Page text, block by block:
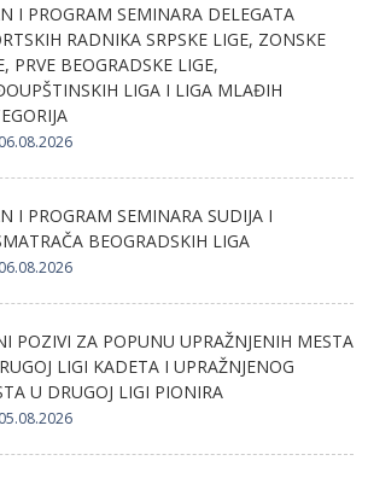
I PROGRAM SEMINARA DELEGATA
RADNIKA SRPSKE LIGE, ZONSKE
PRVE BEOGRADSKE LIGE,
LIGA I LIGA MLAĐIH
06.08.2026
I PROGRAM SEMINARA SUDIJA I
BEOGRADSKIH LIGA
06.08.2026
POZIVI ZA POPUNU UPRAŽNJENIH MESTA
LIGI KADETA I UPRAŽNJENOG
U DRUGOJ LIGI PIONIRA
05.08.2026